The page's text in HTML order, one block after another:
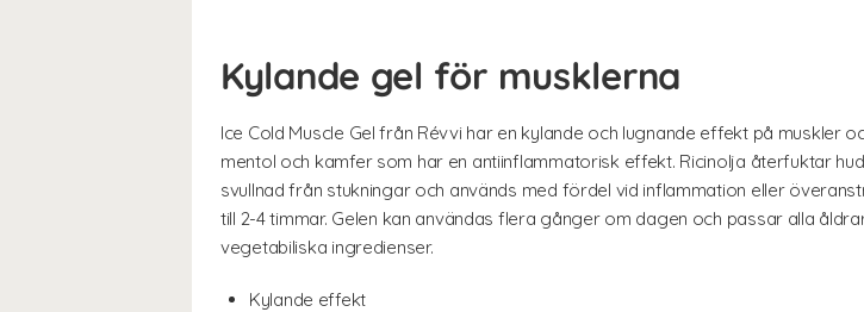
Kylande gel för musklerna
Ice Cold Muscle Gel från Révvi har en kylande och lugnande effekt på muskler
mentol och kamfer som har en antiinflammatorisk effekt. Ricinolja återfuktar
svullnad från stukningar och används med fördel vid inflammation eller
till 2-4 timmar. Gelen kan användas flera gånger om dagen och passar alla
vegetabiliska ingredienser.
Kylande effekt